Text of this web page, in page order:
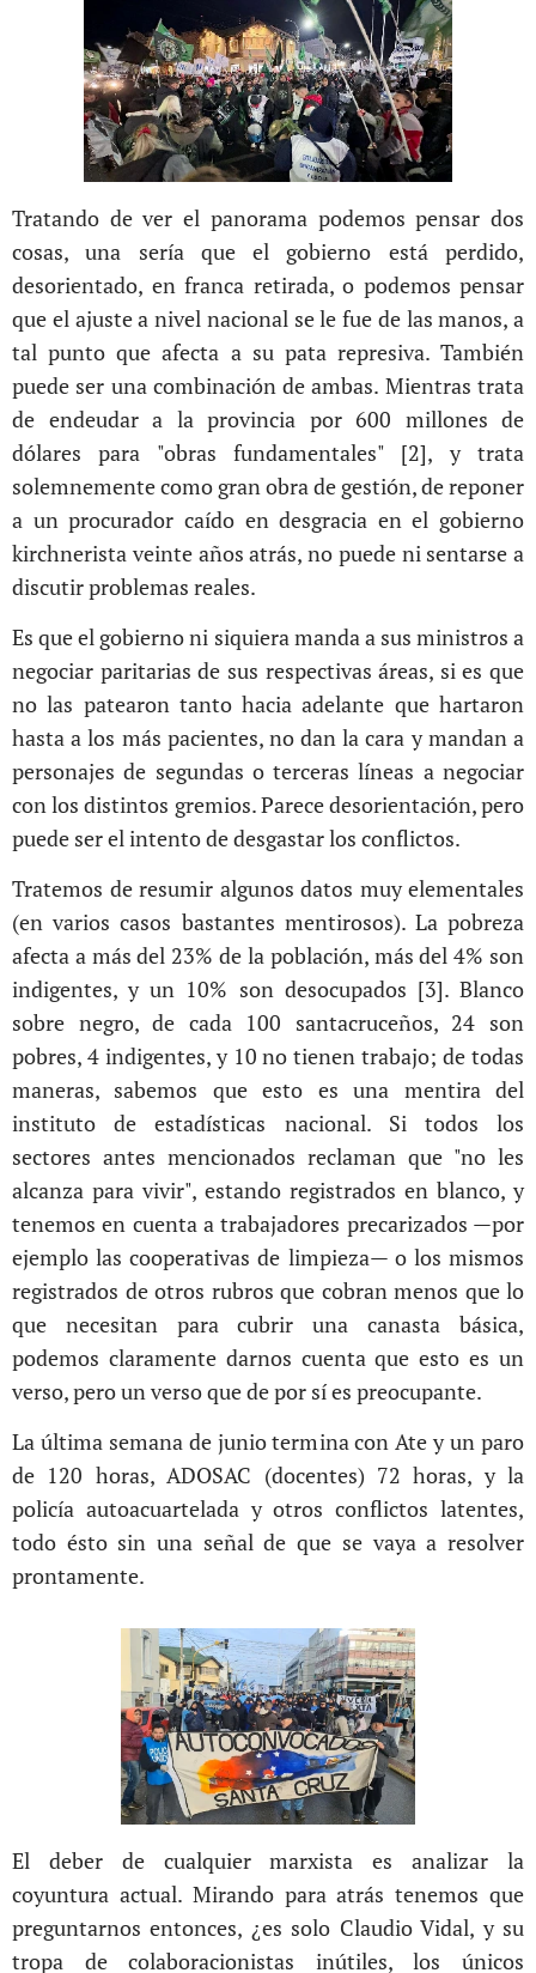
Tratando de ver el panorama podemos pensar dos
cosas, una sería que el gobierno está perdido,
desorientado, en franca retirada, o podemos pensar
que el ajuste a nivel nacional se le fue de las manos, a
tal punto que afecta a su pata represiva. También
puede ser una combinación de ambas. Mientras trata
de endeudar a la provincia por 600 millones de
dólares para "obras fundamentales" [2], y trata
solemnemente como gran obra de gestión, de reponer
a un procurador caído en desgracia en el gobierno
kirchnerista veinte años atrás, no puede ni sentarse a
discutir problemas reales.
Es que el gobierno ni siquiera manda a sus ministros a
negociar paritarias de sus respectivas áreas, si es que
no las patearon tanto hacia adelante que hartaron
hasta a los más pacientes, no dan la cara y mandan a
personajes de segundas o terceras líneas a negociar
con los distintos gremios. Parece desorientación, pero
puede ser el intento de desgastar los conflictos.
Tratemos de resumir algunos datos muy elementales
(en varios casos bastantes mentirosos). La pobreza
afecta a más del 23% de la población, más del 4% son
indigentes, y un 10% son desocupados [3]. Blanco
sobre negro, de cada 100 santacruceños, 24 son
pobres, 4 indigentes, y 10 no tienen trabajo; de todas
maneras, sabemos que esto es una mentira del
instituto de estadísticas nacional. Si todos los
sectores antes mencionados reclaman que "no les
alcanza para vivir", estando registrados en blanco, y
tenemos en cuenta a trabajadores precarizados —por
ejemplo las cooperativas de limpieza— o los mismos
registrados de otros rubros que cobran menos que lo
que necesitan para cubrir una canasta básica,
podemos claramente darnos cuenta que esto es un
verso, pero un verso que de por sí es preocupante.
La última semana de junio termina con Ate y un paro
de 120 horas, ADOSAC (docentes) 72 horas, y la
policía autoacuartelada y otros conflictos latentes,
todo ésto sin una señal de que se vaya a resolver
prontamente.
El deber de cualquier marxista es analizar la
coyuntura actual. Mirando para atrás tenemos que
preguntarnos entonces, ¿es solo Claudio Vidal, y su
tropa de colaboracionistas inútiles, los únicos